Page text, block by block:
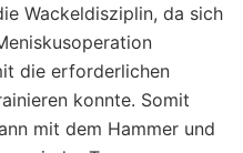
Wackeldisziplin, da sich
die erforderlichen
konnte. Somit
mit dem Hammer und